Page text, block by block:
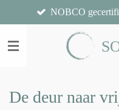
direct
naar
NOBCO
De deur naar